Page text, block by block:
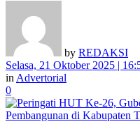
by REDAKSI
Selasa, 21 Oktober 2025 |
in Advertorial
0